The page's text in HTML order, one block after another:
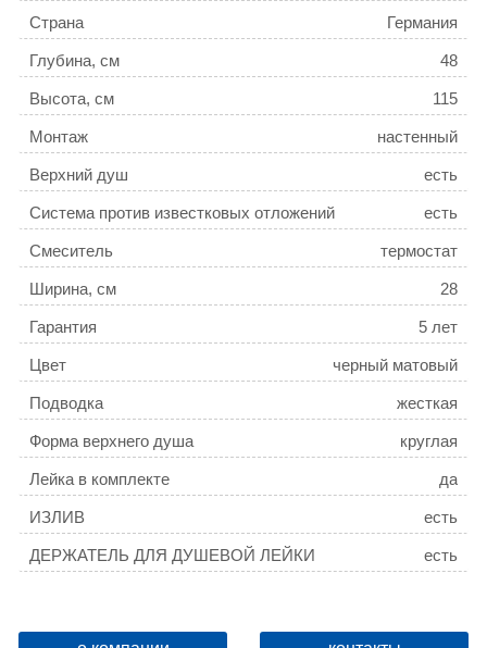
Страна Германия
Глубина, см 48
Высота, см 115
Монтаж настенный
Верхний душ есть
Система против известковых отложений есть
Смеситель термостат
Ширина, см 28
Гарантия 5 лет
Цвет черный матовый
Подводка жесткая
Форма верхнего душа круглая
Лейка в комплекте да
ИЗЛИВ есть
ДЕРЖАТЕЛЬ ДЛЯ ДУШЕВОЙ ЛЕЙКИ есть
ТЕЛЕСКОПИЧЕСКАЯ
да